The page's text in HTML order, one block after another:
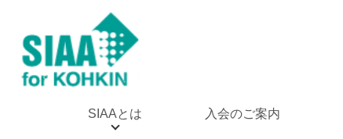
SIAAとは 入会のご案内